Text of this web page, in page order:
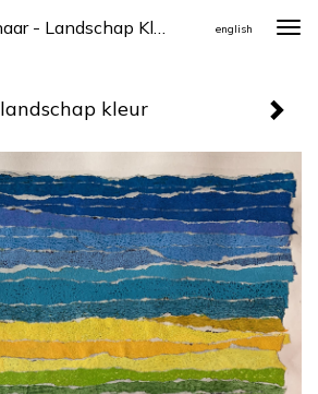
Maria Van 't Hullenaar - Landschap Kleur english
landschap kleur